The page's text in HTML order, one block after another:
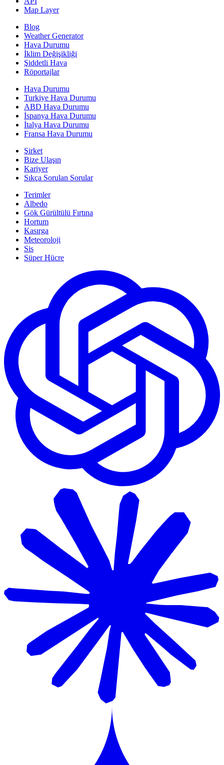
Map Layer
Blog
Weather Generator
Hava Durumu
İklim Değişikliği
Şiddetli Hava
Röportajlar
Hava Durumu
Turkiye Hava Durumu
ABD Hava Durumu
İspanya Hava Durumu
İtalya Hava Durumu
Fransa Hava Durumu
Şirket
Bize Ulaşın
Kariyer
Sıkça Sorulan Sorular
Terimler
Albedo
Gök Gürültülü Fırtına
Hortum
Kasırga
Meteoroloji
Sis
Süper Hücre